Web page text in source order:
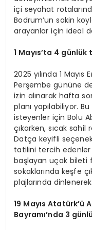
içi seyahat
Bodrum’un sakin
arayanlar için ideal
1 Mayıs’ta 4 günlük
2025 yılında 1
Perşembe gününe
izin alınarak hafta
planı yapılabiliyor.
isteyenler için Bolu
çıkarken, sıcak
Datça keyifli
tatilini tercih edenler
başlayan uçak bileti
sokaklarında keşfe
plajlarında
19 Mayıs Atatürk’ü
Bayramı’nda 3